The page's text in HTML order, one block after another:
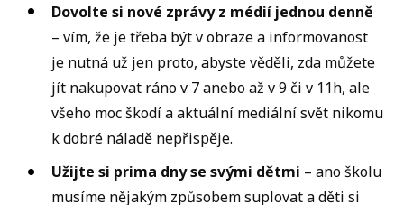
Dovolte si nové zprávy z médií jednou denně
– vím, že je třeba být v obraze a informovanost
je nutná už jen proto, abyste věděli, zda můžete
jít nakupovat ráno v 7 anebo až v 9 či v 11h, ale
všeho moc škodí a aktuální mediální svět nikomu
k dobré náladě nepřispěje.
Užijte si prima dny se svými dětmi – ano školu
musíme nějakým způsobem suplovat a děti si